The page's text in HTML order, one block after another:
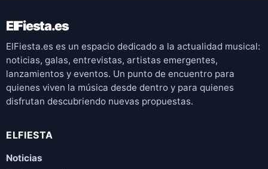
ElFiesta.es
ElFiesta.es es un espacio dedicado a la actualidad musical:
noticias, galas, entrevistas, artistas emergentes,
lanzamientos y eventos. Un punto de encuentro para
quienes viven la música desde dentro y para quienes
disfrutan descubriendo nuevas propuestas.
ELFIESTA
Noticias